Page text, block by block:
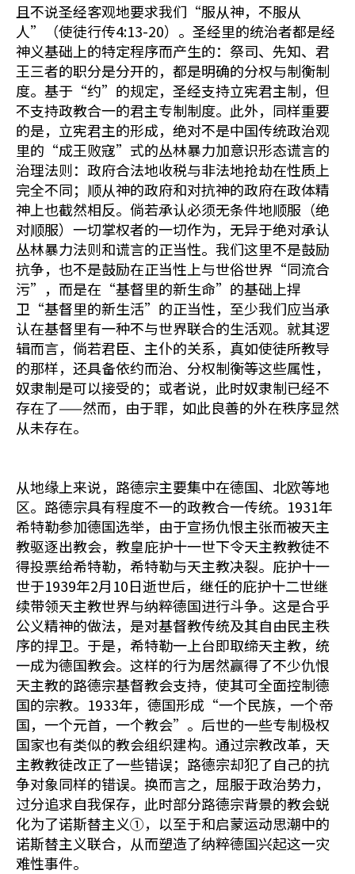
且不说圣经客观地要求我们“服从神，不服从
人”（使徒行传4:13-20）。圣经里的统治者都是经
神义基础上的特定程序而产生的：祭司、先知、君
王三者的职分是分开的，都是明确的分权与制衡制
度。基于“约”的规定，圣经支持立宪君主制，但
不支持政教合一的君主专制制度。此外，同样重要
的是，立宪君主的形成，绝对不是中国传统政治观
里的“成王败寇”式的丛林暴力加意识形态谎言的
治理法则：政府合法地收税与非法地抢劫在性质上
完全不同；顺从神的政府和对抗神的政府在政体精
神上也截然相反。倘若承认必须无条件地顺服（绝
对顺服）一切掌权者的一切作为，无异于绝对承认
丛林暴力法则和谎言的正当性。我们这里不是鼓励
抗争，也不是鼓励在正当性上与世俗世界“同流合
污”，而是在“基督里的新生命”的基础上捍
卫“基督里的新生活”的正当性，至少我们应当承
认在基督里有一种不与世界联合的生活观。就其逻
辑而言，倘若君臣、主仆的关系，真如使徒所教导
的那样，还具备依约而治、分权制衡等这些属性，
奴隶制是可以接受的；或者说，此时奴隶制已经不
存在了——然而，由于罪，如此良善的外在秩序显然
从未存在。
从地缘上来说，路德宗主要集中在德国、北欧等地
区。路德宗具有程度不一的政教合一传统。1931年
希特勒参加德国选举，由于宣扬仇恨主张而被天主
教驱逐出教会，教皇庇护十一世下令天主教教徒不
得投票给希特勒，希特勒与天主教决裂。庇护十一
世于1939年2月10日逝世后，继任的庇护十二世继
续带领天主教世界与纳粹德国进行斗争。这是合乎
公义精神的做法，是对基督教传统及其自由民主秩
序的捍卫。于是，希特勒一上台即取缔天主教，统
一成为德国教会。这样的行为居然赢得了不少仇恨
天主教的路德宗基督教会支持，使其可全面控制德
国的宗教。1933年，德国形成“一个民族，一个帝
国，一个元首，一个教会”。后世的一些专制极权
国家也有类似的教会组织建构。通过宗教改革，天
主教教徒改正了一些错误；路德宗却犯了自己的抗
争对象同样的错误。换而言之，屈服于政治势力，
过分追求自我保存，此时部分路德宗背景的教会蜕
化为了诺斯替主义①，以至于和启蒙运动思潮中的
诺斯替主义联合，从而塑造了纳粹德国兴起这一灾
难性事件。